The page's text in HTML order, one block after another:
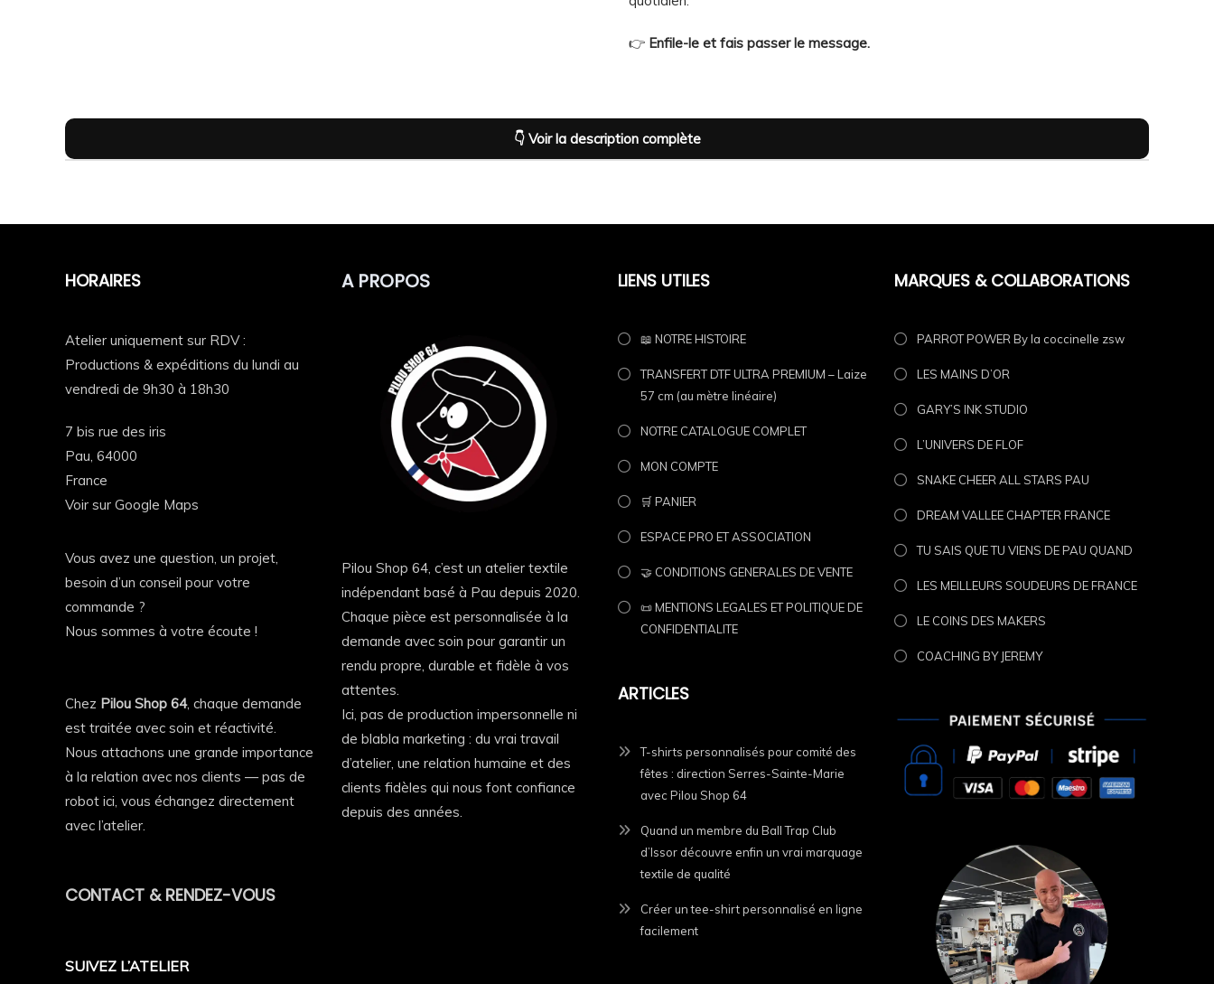
PDA
👉 Enfile-le et fais passer le message.
👇 Voir la description complète
Description
Le sweat à capuche PDA – Paysans d’Aquitaine 64 est pensé pour celles et ceux qui représentent fièrement le monde agricole, sur le terrain comme en dehors.
Coupe confortable, matière épaisse et douce, marquage blanc ultra visible à l’avant et au dos.
Que tu sois exploitant, soutien du mouvement ou simplement fier de tes racines, ce sweat fait le job 🔥
Disponible en , il s’adapte à tous les styles sans jamais perdre le message.
Un sweat engagé et confortable au quotidien
✔️ Capuche doublée avec cordon
✔️ Poche kangourou pratique
✔️ Intérieur molletonné bien chaud
✔️ Parfait pour le travail, les événements ou le quotidien
Marquage PDA Paysans d’Aquitaine
🎯 Logo PDA 64 côté cœur
Pourquoi tu vas l’adorer
HORAIRES
Atelier uniquement sur RDV :
Productions & expéditions du lundi au
vendredi de 9h30 à 18h30
7 bis rue des iris
Pau,64000
France
Voir sur Google Maps
Vous avez une question, un projet,
besoin d’un conseil pour votre
commande ?
Nous sommes à votre écoute !
Chez Pilou Shop 64, chaque demande
est traitée avec soin et réactivité.
Nous attachons une grande importance
à la relation avec nos clients — pas de
robot ici, vous échangez directement
avec l’atelier.
CONTACT & RENDEZ-VOUS
SUIVEZ L’ATELIER
A PROPOS
Pilou Shop 64, c’est un atelier textile
indépendant basé à Pau depuis 2020.
Chaque pièce est personnalisée à la
demande avec soin pour garantir un
rendu propre, durable et fidèle à vos
attentes.
Ici, pas de production impersonnelle ni
de blabla marketing : du vrai travail
d’atelier, une relation humaine et des
clients fidèles qui nous font confiance
depuis des années.
LIENS UTILES
📖 NOTRE HISTOIRE
TRANSFERT DTF ULTRA PREMIUM – Laize
57 cm (au mètre linéaire)
NOTRE CATALOGUE COMPLET
MON COMPTE
🛒 PANIER
ESPACE PRO ET ASSOCIATION
🤝 CONDITIONS GENERALES DE VENTE
📜 MENTIONS LEGALES ET POLITIQUE DE
CONFIDENTIALITE
ARTICLES
T-shirts personnalisés pour comité des
fêtes : direction Serres-Sainte-Marie
avec Pilou Shop 64
Quand un membre du Ball Trap Club
d’Issor découvre enfin un vrai marquage
textile de qualité
Créer un tee-shirt personnalisé en ligne
facilement
MARQUES & COLLABORATIONS
PARROT POWER By la coccinelle zsw
LES MAINS D’OR
GARY’S INK STUDIO
L’UNIVERS DE FLOF
SNAKE CHEER ALL STARS PAU
DREAM VALLEE CHAPTER FRANCE
TU SAIS QUE TU VIENS DE PAU QUAND
LES MEILLEURS SOUDEURS DE FRANCE
LE COINS DES MAKERS
COACHING BY JEREMY